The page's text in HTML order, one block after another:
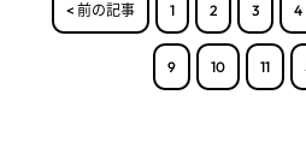
< 前の記事 1 2 3 4
9 10 11